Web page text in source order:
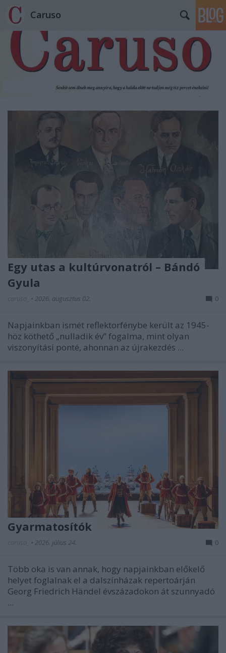
Caruso
Egy utas a kultúrvonatról – Bándó
Gyula
caruso_ • 2026. augusztus 02. 0
Napjainkban ismét reflektorfénybe került az 1945-
höz köthető „nulladik év” fogalma, mint olyan
viszonyítási ponté, ahonnan az újrakezdés ...
Gyarmatosítók
caruso_ • 2026. július 24. 0
Több oka is van annak, hogy napjainkban előkelő
helyet foglalnak el a dalszínházak repertoárján
Georg Friedrich Händel évszázadokon át szunnyadó
...